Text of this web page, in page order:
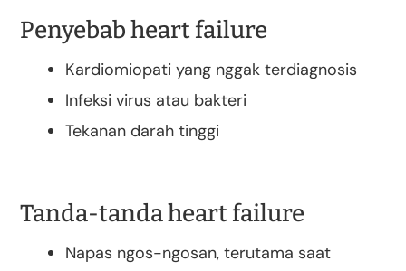
Penyebab heart failure
Kardiomiopati yang nggak terdiagnosis
Infeksi virus atau bakteri
Tekanan darah tinggi
Tanda-tanda heart failure
Napas ngos-ngosan, terutama saat